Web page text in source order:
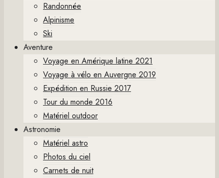
Randonnée
Alpinisme
Ski
Aventure
Voyage en Amérique latine 2021
Voyage à vélo en Auvergne 2019
Expédition en Russie 2017
Tour du monde 2016
Matériel outdoor
Astronomie
Matériel astro
Photos du ciel
Carnets de nuit